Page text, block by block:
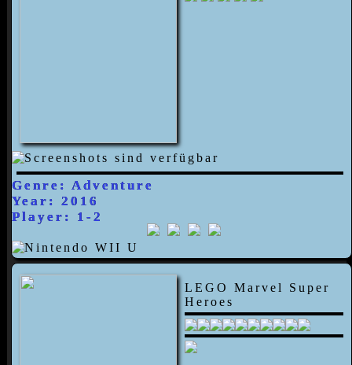
Genre: Adventure
Year: 2016
Player: 1-2
LEGO Marvel Super
Heroes